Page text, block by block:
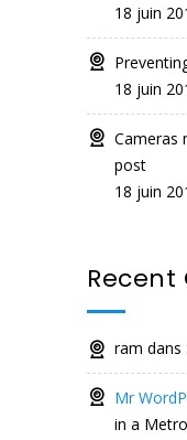
18 juin
18 juin
Cameras
post
18 juin
ram dans
Mr
in a Metro